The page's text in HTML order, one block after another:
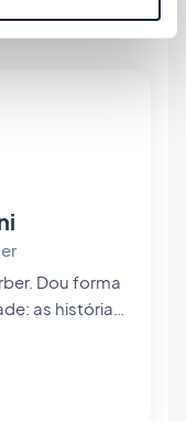
as histórias
surgem nas
histórias de